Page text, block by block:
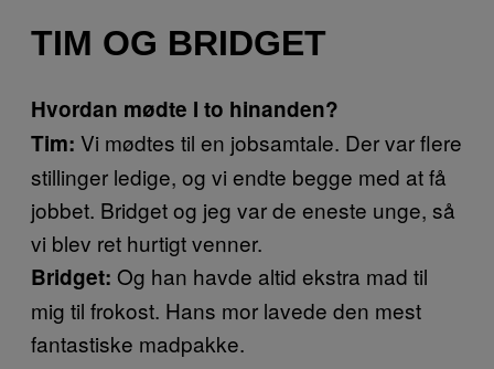
TIM OG BRIDGET
Hvordan mødte I to hinanden?
Tim: Vi mødtes til en jobsamtale. Der var flere
stillinger ledige, og vi endte begge med at få
jobbet. Bridget og jeg var de eneste unge, så
vi blev ret hurtigt venner.
Bridget: Og han havde altid ekstra mad til
mig til frokost. Hans mor lavede den mest
fantastiske madpakke.